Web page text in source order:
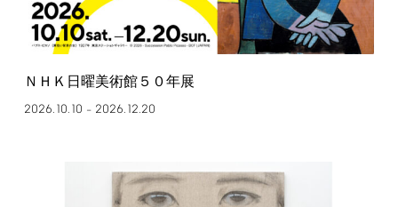
ＮＨＫ日曜美術館５０年展
2026.10.10 – 2026.12.20